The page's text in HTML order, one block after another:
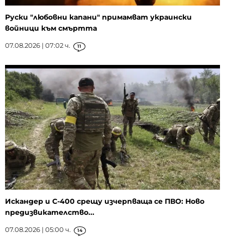
Руски "любовни капани" примамват украински
войници към смъртта
07.08.2026 | 07:02 ч. 11
Искандер и С-400 срещу изчерпваща се ПВО: Ново
предизвикателство...
07.08.2026 | 05:00 ч. 14